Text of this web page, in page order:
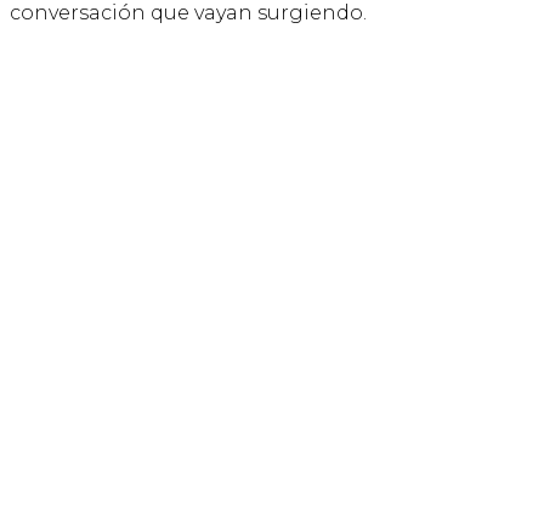
conversación que vayan surgiendo.